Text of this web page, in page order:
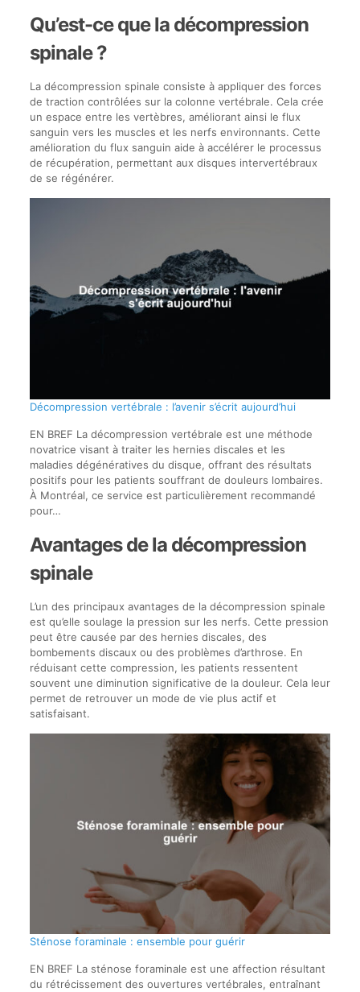
Qu’est-ce que la décompression
spinale ?
La décompression spinale consiste à appliquer des forces
de traction contrôlées sur la colonne vertébrale. Cela crée
un espace entre les vertèbres, améliorant ainsi le flux
sanguin vers les muscles et les nerfs environnants. Cette
amélioration du flux sanguin aide à accélérer le processus
de récupération, permettant aux disques intervertébraux
de se régénérer.
Décompression vertébrale : l’avenir s’écrit aujourd’hui
EN BREF La décompression vertébrale est une méthode
novatrice visant à traiter les hernies discales et les
maladies dégénératives du disque, offrant des résultats
positifs pour les patients souffrant de douleurs lombaires.
À Montréal, ce service est particulièrement recommandé
pour…
Avantages de la décompression
spinale
L’un des principaux avantages de la décompression spinale
est qu’elle soulage la pression sur les nerfs. Cette pression
peut être causée par des hernies discales, des
bombements discaux ou des problèmes d’arthrose. En
réduisant cette compression, les patients ressentent
souvent une diminution significative de la douleur. Cela leur
permet de retrouver un mode de vie plus actif et
satisfaisant.
Sténose foraminale : ensemble pour guérir
EN BREF La sténose foraminale est une affection résultant
du rétrécissement des ouvertures vertébrales, entraînant